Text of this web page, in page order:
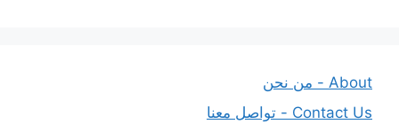
About - من نحن
Contact Us - تواصل معنا